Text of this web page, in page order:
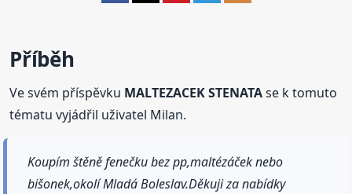
Příběh
Ve svém příspěvku MALTEZACEK STENATAse k tomuto
tématu vyjádřil uživatel Milan.
Koupím štěně fenečku bez pp,maltézáček nebo
bišonek,okolí Mladá Boleslav.Děkuji za nabídky